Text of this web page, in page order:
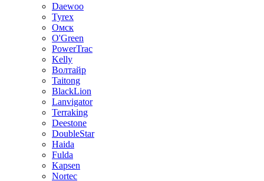
Daewoo
Tyrex
Омск
O'Green
PowerTrac
Kelly
Волтайр
Taitong
BlackLion
Lanvigator
Terraking
Deestone
DoubleStar
Haida
Fulda
Kapsen
Nortec